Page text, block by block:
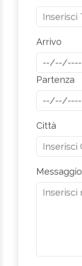
Arrivo
Partenza
Città
Messaggio